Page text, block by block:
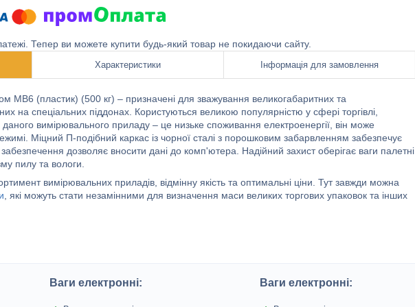
Тепер ви можете купити будь-який товар не покидаючи сайту.
Характеристики Інформація для замовлення
МВ6 (пластик) (500 кг) – призначені для зважування великогабаритних та
на спеціальних піддонах. Користуються великою популярністю у сфері торгівлі,
вимірювального приладу – це низьке споживання електроенергії, він може
Міцний П-подібний каркас із чорної сталі з порошковим забарвленням забезпечує
забезпечення дозволяє вносити дані до комп'ютера. Надійний захист оберігає ваги палетні
пилу та вологи.
вимірювальних приладів, відмінну якість та оптимальні ціни. Тут завжди можна
, які можуть стати незамінними для визначення маси великих торгових упаковок та інших
Ваги електронні: Ваги електронні: